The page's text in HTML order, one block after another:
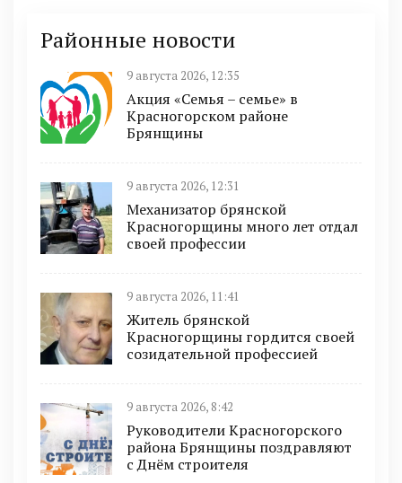
Районные новости
9 августа 2026, 12:35
Акция «Семья – семье» в
Красногорском районе
Брянщины
9 августа 2026, 12:31
Механизатор брянской
Красногорщины много лет отдал
своей профессии
9 августа 2026, 11:41
Житель брянской
Красногорщины гордится своей
созидательной профессией
9 августа 2026, 8:42
Руководители Красногорского
района Брянщины поздравляют
с Днём строителя